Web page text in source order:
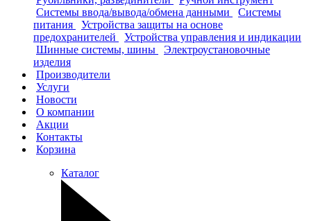
Системы ввода/вывода/обмена данными
Системы
питания
Устройства защиты на основе
предохранителей
Устройства управления и индикации
Шинные системы, шины
Электроустановочные
изделия
Производители
Услуги
Новости
О компании
Акции
Контакты
Корзина
Каталог